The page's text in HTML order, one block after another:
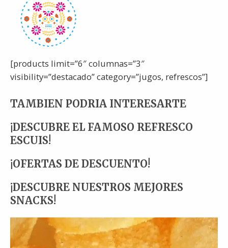
[products limit=”6″ columnas=”3″
visibility=”destacado” category=”jugos, refrescos”]
TAMBIEN PODRIA INTERESARTE
¡DESCUBRE EL FAMOSO REFRESCO
ESCUIS!
¡OFERTAS DE DESCUENTO!
¡DESCUBRE NUESTROS MEJORES
SNACKS!